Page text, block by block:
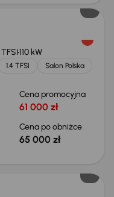
TFSI110 kW
1.4 TFSI
Salon Polska
Cena promocyjna
61 000 zł
Cena po obniżce
65 000 zł